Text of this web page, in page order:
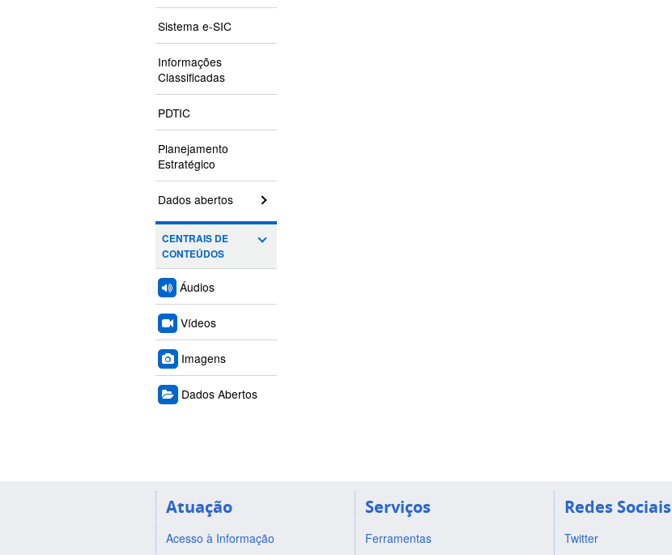
Sistema e-SIC
Informações
Classificadas
PDTIC
Planejamento
Estratégico
Dados abertos
CENTRAIS DE
CONTEÚDOS
Áudios
Vídeos
Imagens
Dados Abertos
Atuação
Acesso à Informação
Serviços
Ferramentas
Redes Sociais
Twitter